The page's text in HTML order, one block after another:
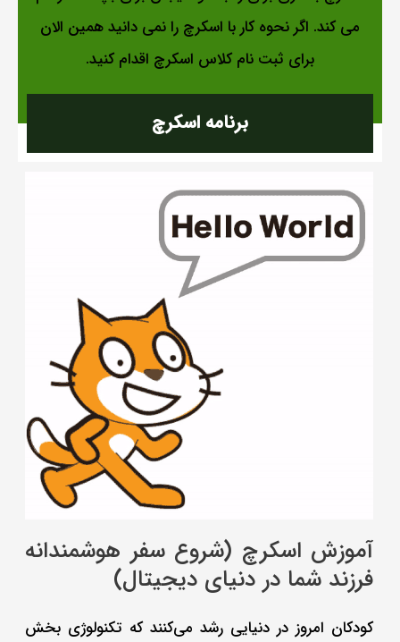
می کند. اگر نحوه کار با اسکرچ را نمی دانید همین الان
برای ثبت نام کلاس اسکرچ اقدام کنید.
برنامه اسکرچ
آموزش اسکرچ (شروع سفر هوشمندانه
فرزند شما در دنیای دیجیتال)
کودکان امروز در دنیایی رشد می‌کنند که تکنولوژی بخش